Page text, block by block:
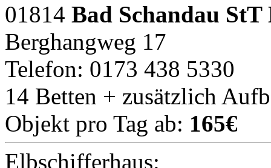
01814 Bad Schandau
Berghangweg 17
Telefon: 0173 438 5330
14 Betten + zusätzlich
Objekt pro Tag ab: 165€
Elbschifferhaus: